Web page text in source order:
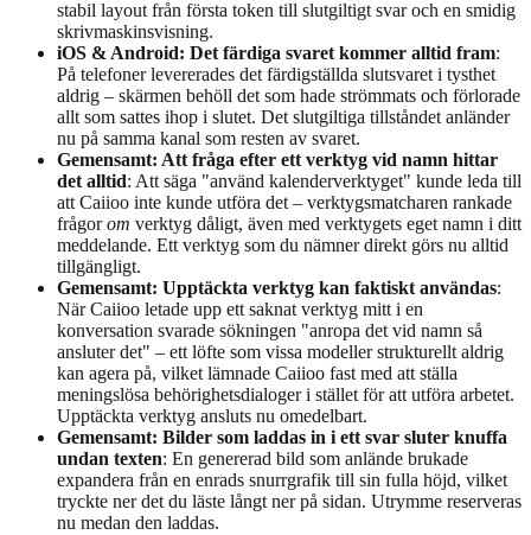
stabil layout från första token till slutgiltigt svar och en smidig
skrivmaskinsvisning.
iOS & Android: Det färdiga svaret kommer alltid fram:
På telefoner levererades det färdigställda slutsvaret i tysthet
aldrig – skärmen behöll det som hade strömmats och förlorade
allt som sattes ihop i slutet. Det slutgiltiga tillståndet anländer
nu på samma kanal som resten av svaret.
Gemensamt: Att fråga efter ett verktyg vid namn hittar
det alltid: Att säga "använd kalenderverktyget" kunde leda till
att Caiioo inte kunde utföra det – verktygsmatcharen rankade
frågorom verktyg dåligt, även med verktygets eget namn i ditt
meddelande. Ett verktyg som du nämner direkt görs nu alltid
tillgängligt.
Gemensamt: Upptäckta verktyg kan faktiskt användas:
När Caiioo letade upp ett saknat verktyg mitt i en
konversation svarade sökningen "anropa det vid namn så
ansluter det" – ett löfte som vissa modeller strukturellt aldrig
kan agera på, vilket lämnade Caiioo fast med att ställa
meningslösa behörighetsdialoger i stället för att utföra arbetet.
Upptäckta verktyg ansluts nu omedelbart.
Gemensamt: Bilder som laddas in i ett svar sluter knuffa
undan texten: En genererad bild som anlände brukade
expandera från en enrads snurrgrafik till sin fulla höjd, vilket
tryckte ner det du läste långt ner på sidan. Utrymme reserveras
nu medan den laddas.